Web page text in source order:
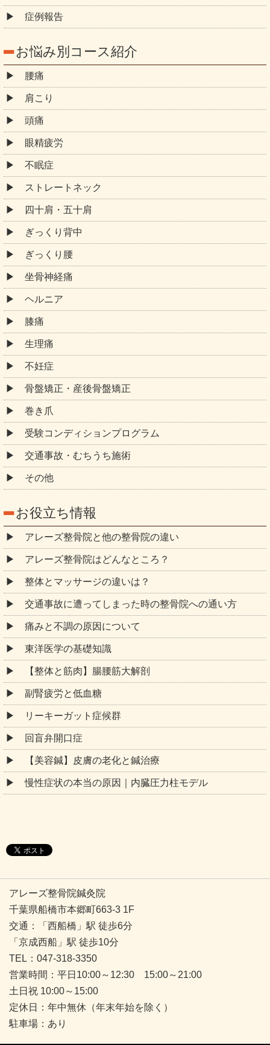
症例報告
お悩み別コース紹介
腰痛
肩こり
頭痛
眼精疲労
不眠症
ストレートネック
四十肩・五十肩
ぎっくり背中
ぎっくり腰
坐骨神経痛
ヘルニア
膝痛
生理痛
不妊症
骨盤矯正・産後骨盤矯正
巻き爪
受験コンディションプログラム
交通事故・むちうち施術
その他
お役立ち情報
アレーズ整骨院と他の整骨院の違い
アレーズ整骨院はどんなところ？
整体とマッサージの違いは？
交通事故に遭ってしまった時の整骨院への通い方
痛みと不調の原因について
東洋医学の基礎知識
【整体と筋肉】腸腰筋大解剖
副腎疲労と低血糖
リーキーガット症候群
回盲弁開口症
【美容鍼】皮膚の老化と鍼治療
慢性症状の本当の原因｜内臓圧力柱モデル
アレーズ整骨院鍼灸院
千葉県船橋市本郷町663-3 1F
交通：「西船橋」駅 徒歩6分
「京成西船」駅 徒歩10分
TEL：047-318-3350
営業時間：平日10:00～12:30 15:00～21:00
土日祝 10:00～15:00
定休日：年中無休（年末年始を除く）
駐車場：あり